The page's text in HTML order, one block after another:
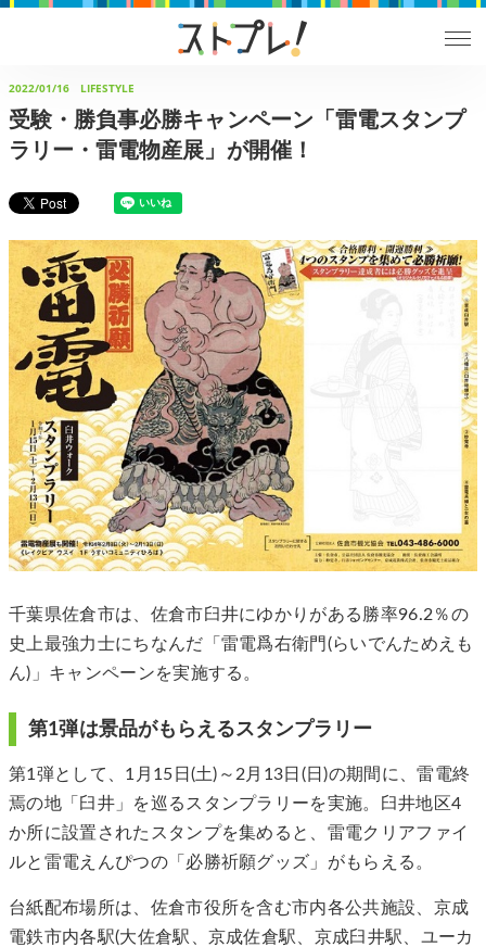
2022/01/16 LIFESTYLE
受験・勝負事必勝キャンペーン「雷電スタンプ
ラリー・雷電物産展」が開催！
千葉県佐倉市は、佐倉市臼井にゆかりがある勝率96.2％の
史上最強力士にちなんだ「雷電爲右衛門(らいでんためえも
ん)」キャンペーンを実施する。
第1弾は景品がもらえるスタンプラリー
第1弾として、1月15日(土)～2月13日(日)の期間に、雷電終
焉の地「臼井」を巡るスタンプラリーを実施。臼井地区4
か所に設置されたスタンプを集めると、雷電クリアファイ
ルと雷電えんぴつの「必勝祈願グッズ」がもらえる。
台紙配布場所は、佐倉市役所を含む市内各公共施設、京成
電鉄市内各駅(大佐倉駅、京成佐倉駅、京成臼井駅、ユーカ